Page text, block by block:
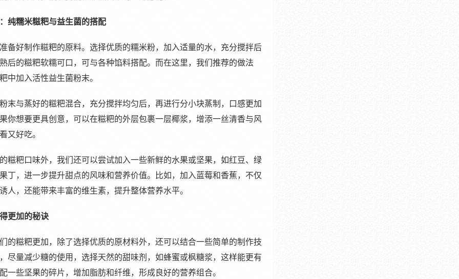
纯糯米糍粑与益生菌的搭配
备好制作糍粑的原料。选择优质的糯米粉，加入适量的水，充分搅拌后
后的糍粑软糯可口，可与各种馅料搭配。而在这里，我们推荐的做法
中加入活性益生菌粉末。
末与蒸好的糍粑混合，充分搅拌均匀后，再进行分小块蒸制，口感更加
你想要更具创意，可以在糍粑的外层包裹一层椰浆，增添一丝清香与风
又好吃。
糍粑口味外，我们还可以尝试加入一些新鲜的水果或坚果，如红豆、绿
丁，进一步提升甜点的风味和营养价值。比如，加入蓝莓和香蕉，不仅
人，还能带来丰富的维生素，提升整体营养水平。
更加的秘诀
的糍粑更加，除了选择优质的原材料外，还可以结合一些简单的制作技
尽量减少糖的使用，选择天然的甜味剂，如蜂蜜或枫糖浆，这样能更有
一些坚果的碎片，增加脂肪和纤维，形成良好的营养组合。